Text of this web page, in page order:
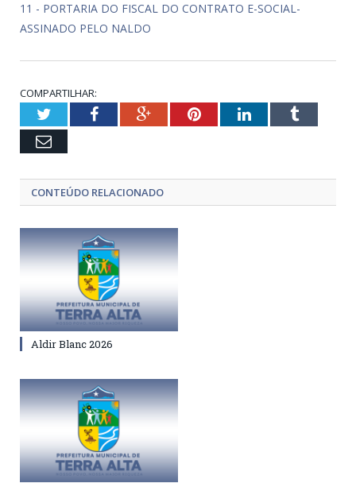
11 - PORTARIA DO FISCAL DO CONTRATO E-SOCIAL-
ASSINADO PELO NALDO
COMPARTILHAR:
TwitterFacebookGoogle+PinterestLinkedInTumblr
Email
CONTEÚDO RELACIONADO
Aldir Blanc 2026